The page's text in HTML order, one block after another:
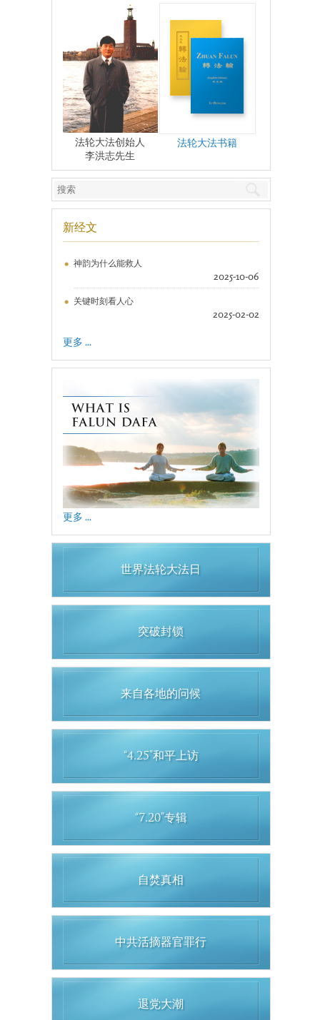
法轮大法创始人
李洪志先生
法轮大法书籍
新经文
神韵为什么能救人
2025-10-06
关键时刻看人心
2025-02-02
更多 ...
更多 ...
世界法轮大法日
突破封锁
来自各地的问候
“4.25”和平上访
“7.20”专辑
自焚真相
中共活摘器官罪行
退党大潮